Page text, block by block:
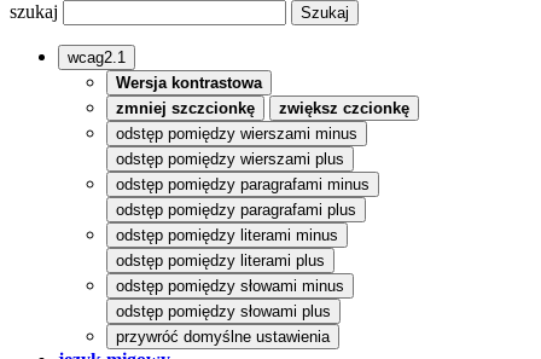
szukaj
wcag2.1
Wersja kontrastowa
zmniej szczcionkę
zwiększ czcionkę
odstęp pomiędzy wierszami minus
odstęp pomiędzy wierszami plus
odstęp pomiędzy paragrafami minus
odstęp pomiędzy paragrafami plus
odstęp pomiędzy literami minus
odstęp pomiędzy literami plus
odstęp pomiędzy słowami minus
odstęp pomiędzy słowami plus
przywróć domyślne ustawienia